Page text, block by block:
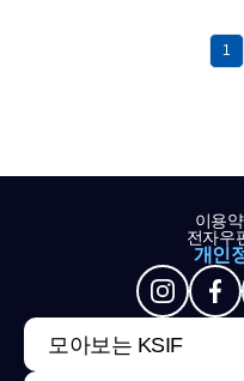
1
이용
전자우
개인
모아보는 KSIF